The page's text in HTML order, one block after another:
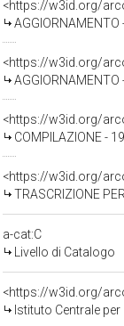
<https://w3id.org/
AGGIORNAMENTO
<https://w3id.org/
<https://w3id.org/
COMPILAZIONE -
<https://w3id.org/
TRASCRIZIONE
a-cat:C
Livello di Catalogo
<https://w3id.org/
Istituto Centrale